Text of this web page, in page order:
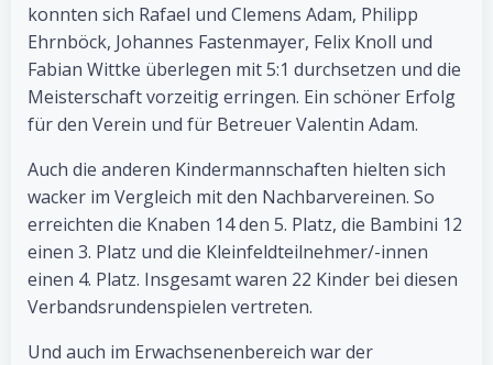
konnten sich Rafael und Clemens Adam, Philipp
Ehrnböck, Johannes Fastenmayer, Felix Knoll und
Fabian Wittke überlegen mit 5:1 durchsetzen und die
Meisterschaft vorzeitig erringen. Ein schöner Erfolg
für den Verein und für Betreuer Valentin Adam.
Auch die anderen Kindermannschaften hielten sich
wacker im Vergleich mit den Nachbarvereinen. So
erreichten die Knaben 14 den 5. Platz, die Bambini 12
einen 3. Platz und die Kleinfeldteilnehmer/-innen
einen 4. Platz. Insgesamt waren 22 Kinder bei diesen
Verbandsrundenspielen vertreten.
Und auch im Erwachsenenbereich war der